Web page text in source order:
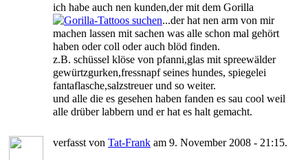
ich habe auch nen kunden,der mit dem Gorilla
...der hat nen arm von mir
machen lassen mit sachen was alle schon mal gehört
haben oder coll oder auch blöd finden.
z.B. schüssel klöse von pfanni,glas mit spreewälder
gewürtzgurken,fressnapf seines hundes, spiegelei
fantaflasche,salzstreuer und so weiter.
und alle die es gesehen haben fanden es sau cool weil
alle drüber labbern und er hat es halt gemacht.
verfasst von Tat-Frank am 9. November 2008 - 21:15.